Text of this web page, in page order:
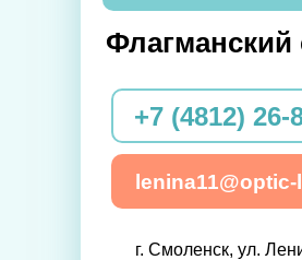
г. Смоленск, ул.
Флагманский
+7 (4812) 26-
lenina11@optic-